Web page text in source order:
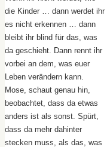
die Kinder … dann werdet ihr
es nicht erkennen … dann
bleibt ihr blind für das, was
da geschieht. Dann rennt ihr
vorbei an dem, was euer
Leben verändern kann.
Mose, schaut genau hin,
beobachtet, dass da etwas
anders ist als sonst. Spürt,
dass da mehr dahinter
stecken muss, als das, was